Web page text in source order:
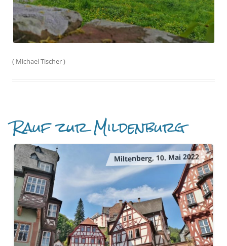
( Michael Tischer)
Rauf zur Mildenburg
Miltenberg, 10. Mai 2022